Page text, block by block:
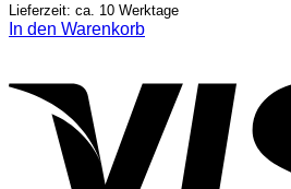
Lieferzeit: ca. 10 Werktage
In den Warenkorb